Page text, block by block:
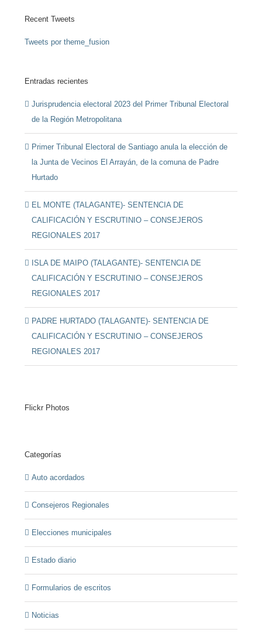
Recent Tweets
Tweets por theme_fusion
Entradas recientes
Jurisprudencia electoral 2023 del Primer Tribunal Electoral
de la Región Metropolitana
Primer Tribunal Electoral de Santiago anula la elección de
la Junta de Vecinos El Arrayán, de la comuna de Padre
Hurtado
EL MONTE (TALAGANTE)- SENTENCIA DE
CALIFICACIÓN Y ESCRUTINIO – CONSEJEROS
REGIONALES 2017
ISLA DE MAIPO (TALAGANTE)- SENTENCIA DE
CALIFICACIÓN Y ESCRUTINIO – CONSEJEROS
REGIONALES 2017
PADRE HURTADO (TALAGANTE)- SENTENCIA DE
CALIFICACIÓN Y ESCRUTINIO – CONSEJEROS
REGIONALES 2017
Flickr Photos
Categorías
Auto acordados
Consejeros Regionales
Elecciones municipales
Estado diario
Formularios de escritos
Noticias